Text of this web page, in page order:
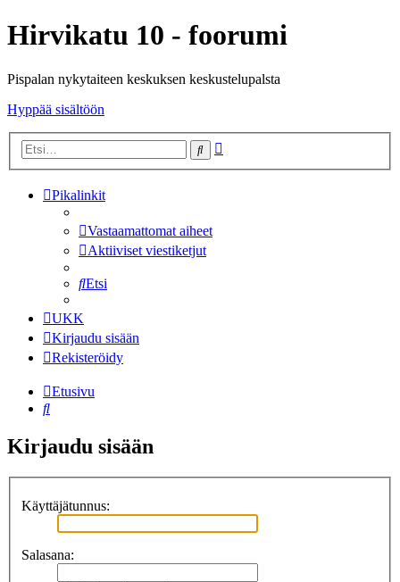
Hirvikatu 10 - foorumi
Pispalan nykytaiteen keskuksen keskustelupalsta
Hyppää sisältöön
Etsi
Pikalinkit
Vastaamattomat aiheet
Aktiiviset viestiketjut
Etsi
UKK
Kirjaudu sisään
Rekisteröidy
Etusivu
Etsi
Kirjaudu sisään
Käyttäjätunnus:
Salasana: